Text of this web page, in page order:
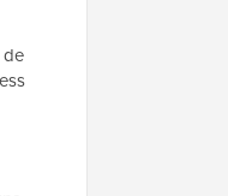
de